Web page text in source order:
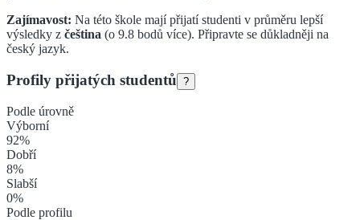
Zajímavost: Na této škole mají přijatí studenti v průměru lepší
výsledky z čeština (o 9.8 bodů více). Připravte se důkladněji na
český jazyk.
Profily přijatých studentů ?
Podle úrovně
Výborní
92%
Dobří
8%
Slabší
0%
Podle profilu